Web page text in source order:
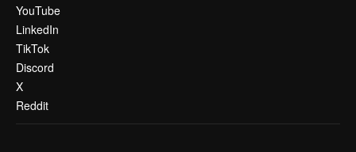
YouTube
LinkedIn
TikTok
Discord
X
Reddit